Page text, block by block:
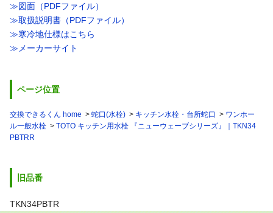
≫図面（PDFファイル）
≫取扱説明書（PDFファイル）
≫寒冷地仕様はこちら
≫メーカーサイト
ページ位置
交換できるくん home 蛇口(水栓) キッチン水栓・台所蛇口
ワンホー
ル一般水栓
TOTO キッチン用水栓 『ニューウェーブシリーズ』｜TKN34
PBTRR
旧品番
TKN34PBTR